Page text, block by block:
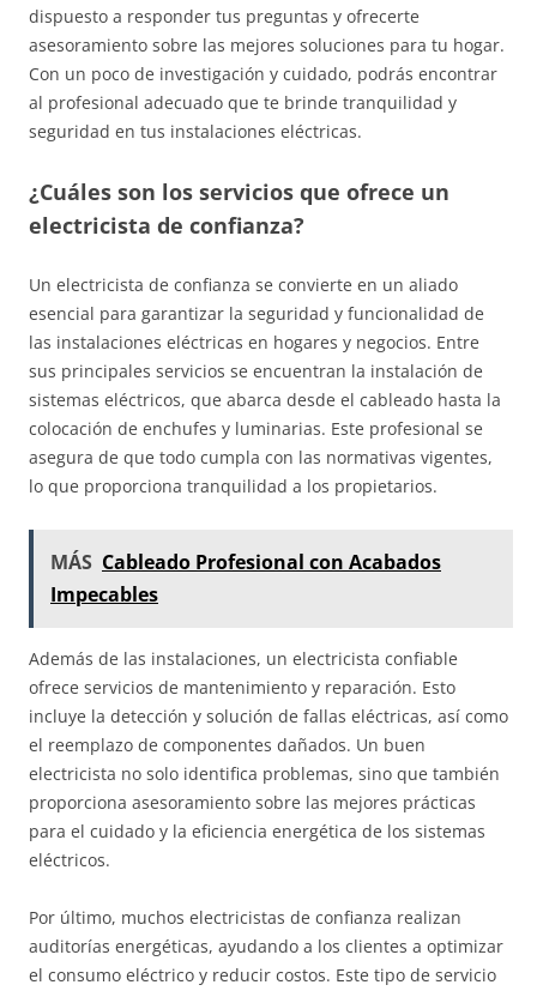
dispuesto a responder tus preguntas y ofrecerte
asesoramiento sobre las mejores soluciones para tu hogar.
Con un poco de investigación y cuidado, podrás encontrar
al profesional adecuado que te brinde tranquilidad y
seguridad en tus instalaciones eléctricas.
¿Cuáles son los servicios que ofrece un
electricista de confianza?
Un electricista de confianza se convierte en un aliado
esencial para garantizar la seguridad y funcionalidad de
las instalaciones eléctricas en hogares y negocios. Entre
sus principales servicios se encuentran la instalación de
sistemas eléctricos, que abarca desde el cableado hasta la
colocación de enchufes y luminarias. Este profesional se
asegura de que todo cumpla con las normativas vigentes,
lo que proporciona tranquilidad a los propietarios.
MÁS Cableado Profesional con Acabados
Impecables
Además de las instalaciones, un electricista confiable
ofrece servicios de mantenimiento y reparación. Esto
incluye la detección y solución de fallas eléctricas, así como
el reemplazo de componentes dañados. Un buen
electricista no solo identifica problemas, sino que también
proporciona asesoramiento sobre las mejores prácticas
para el cuidado y la eficiencia energética de los sistemas
eléctricos.
Por último, muchos electricistas de confianza realizan
auditorías energéticas, ayudando a los clientes a optimizar
el consumo eléctrico y reducir costos. Este tipo de servicio